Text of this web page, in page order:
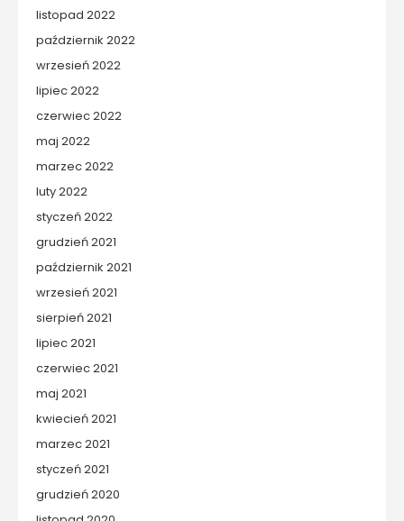
listopad 2022
październik 2022
wrzesień 2022
lipiec 2022
czerwiec 2022
maj 2022
marzec 2022
luty 2022
styczeń 2022
grudzień 2021
październik 2021
wrzesień 2021
sierpień 2021
lipiec 2021
czerwiec 2021
maj 2021
kwiecień 2021
marzec 2021
styczeń 2021
grudzień 2020